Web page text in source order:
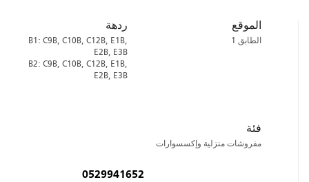
الموقع
الطابق 1
ردهة
B1: C9B, C10B, C12B, E1B,
E2B, E3B
B2: C9B, C10B, C12B, E1B,
E2B, E3B
فئة
مفروشات منزلية وإكسسوارات
0529941652